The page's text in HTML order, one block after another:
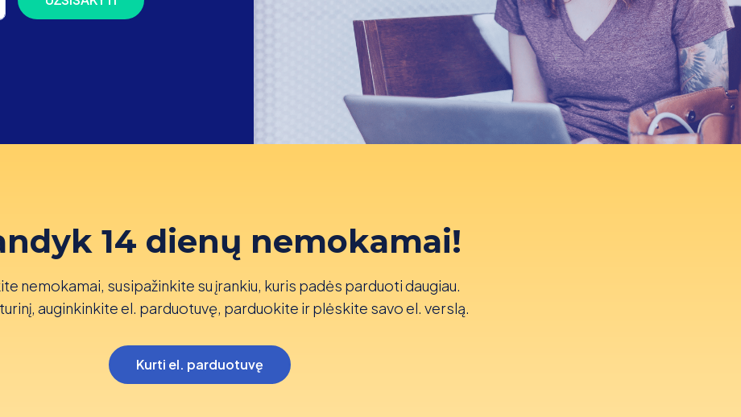
14 dienų nemokamai!
nemokamai, susipažinkite su įrankiu, kuris padės parduoti daugiau.
auginkinkite el. parduotuvę, parduokite ir plėskite savo el. verslą.
Kurti el. parduotuvę